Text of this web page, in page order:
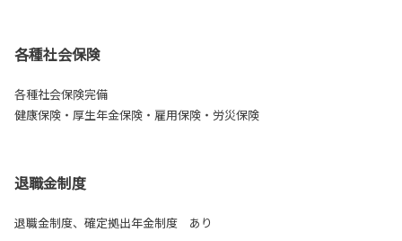
各種社会保険
各種社会保険完備
健康保険・厚生年金保険・雇用保険・労災保険
退職金制度
退職金制度、確定拠出年金制度 あり